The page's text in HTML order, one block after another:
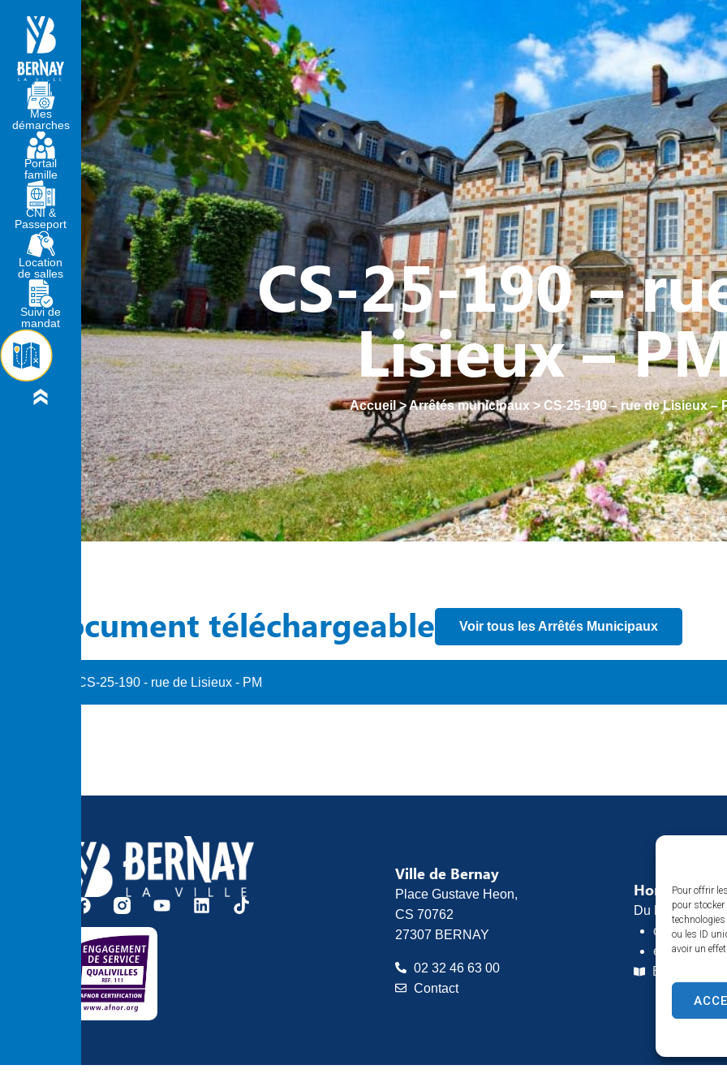
Pour offrir
pour
ou les ID
avoir un
MA MAIRIE VIVRE À BERNAY CULTURE - PATRIMOINE ACTION SOCIALE VIE
CS-25-190 –
Lisieux –
Accueil>Arrêtés municipaux> CS-25-190 – rue de Lisieux –
Document téléchargeable Voir tous les Arrêtés Municipaux
CS-25-190 - rue de Lisieux - PM
Mes
démarches
Portail
famille
CNI &
Passeport
Location
de salles
Suivi de
mandat
Ville de Bernay
Place Gustave Heon,
CS 70762
27307 BERNAY
02 32 46 63 00
Contact
Horaires
Du lundi au
de 8h30 à
et de 13h30
Espace